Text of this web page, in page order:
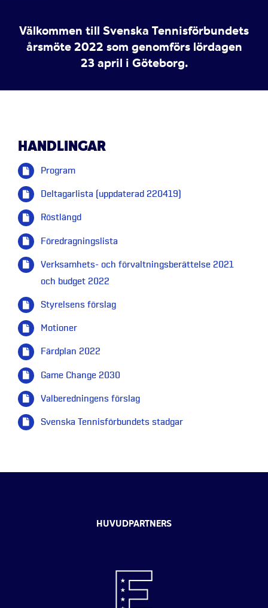
Välkommen till Svenska Tennisförbundets
årsmöte 2022 som genomförs lördagen
23 april i Göteborg.
HANDLINGAR
Program
Deltagarlista (uppdaterad 220419)
Röstlängd
Föredragningslista
Verksamhets- och förvaltningsberättelse 2021
och budget 2022
Styrelsens förslag
Motioner
Färdplan 2022
Game Change 2030
Valberedningens förslag
Svenska Tennisförbundets stadgar
HUVUDPARTNERS